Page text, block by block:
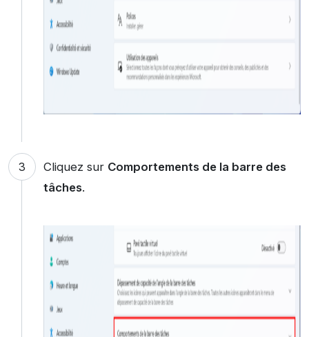
Cliquez sur Comportements de la barre des
tâches.